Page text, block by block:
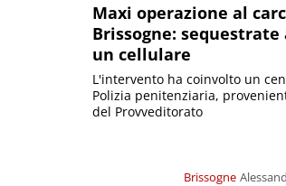
Maxi operazione al
Brissogne:
un cellulare
Brissogne
L'intervento ha coinvolto un
Polizia penitenziaria,
del Provveditorato